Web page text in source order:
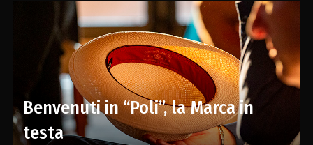
Benvenuti in “Poli”, la Marca in
testa